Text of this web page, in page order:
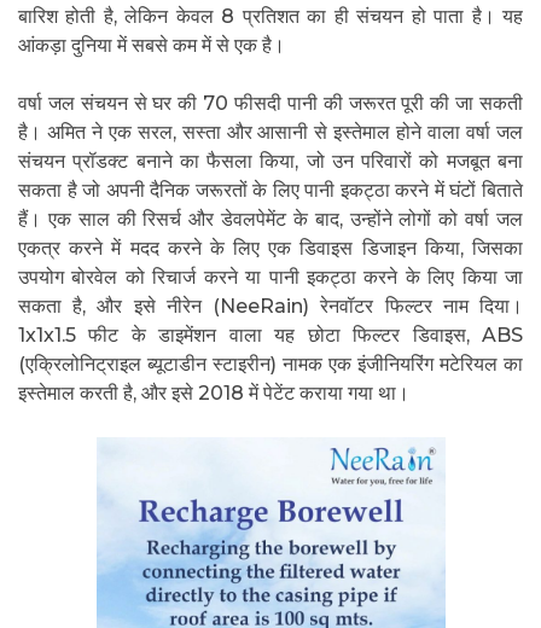
बारिश होती है, लेकिन केवल 8 प्रतिशत का ही संचयन हो पाता है। यह
आंकड़ा दुनिया में सबसे कम में से एक है।
वर्षा जल संचयन से घर की 70 फीसदी पानी की जरूरत पूरी की जा सकती
है। अमित ने एक सरल, सस्ता और आसानी से इस्तेमाल होने वाला वर्षा जल
संचयन प्रॉडक्ट बनाने का फैसला किया, जो उन परिवारों को मजबूत बना
सकता है जो अपनी दैनिक जरूरतों के लिए पानी इकट्ठा करने में घंटों बिताते
हैं। एक साल की रिसर्च और डेवलपेमेंट के बाद, उन्होंने लोगों को वर्षा जल
एकत्र करने में मदद करने के लिए एक डिवाइस डिजाइन किया, जिसका
उपयोग बोरवेल को रिचार्ज करने या पानी इकट्ठा करने के लिए किया जा
सकता है, और इसे नीरेन (NeeRain) रेनवॉटर फिल्टर नाम दिया।
1x1x1.5 फीट के डाइमेंशन वाला यह छोटा फिल्टर डिवाइस, ABS
(एक्रिलोनिट्राइल ब्यूटाडीन स्टाइरीन) नामक एक इंजीनियरिंग मटेरियल का
इस्तेमाल करती है, और इसे 2018 में पेटेंट कराया गया था।